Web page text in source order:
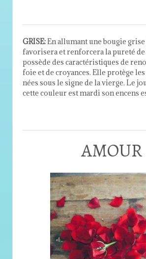
GRISE:En allumant une bougie
favorisera et renforcera la pureté
possède des caractéristiques de
foie et de croyances. Elle protège
nées sous le signe de la vierge. Le
cette couleur est mardi son encens
AMOUR